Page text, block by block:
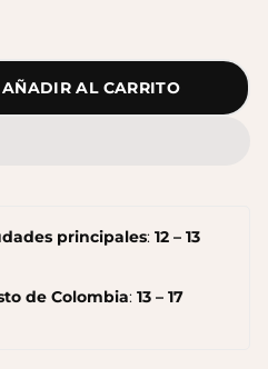
AÑADIR AL CARRITO
principales: 12 – 13
de Colombia: 13 – 17